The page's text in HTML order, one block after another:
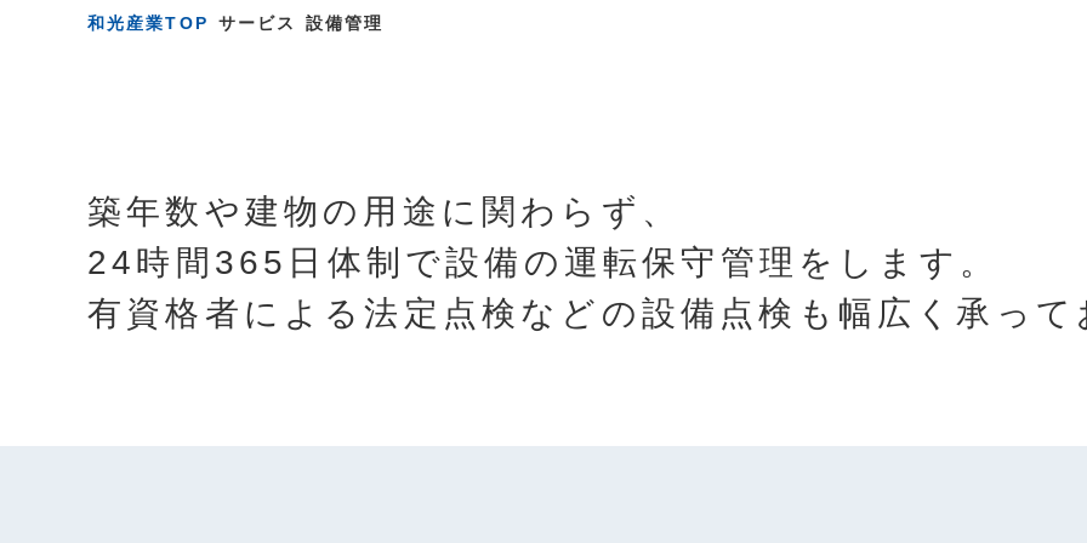
和光産業TOP サービス 設備管理
築年数や建物の用途に関わらず、
24時間365日体制で設備の運転保守管理をします。
有資格者による法定点検などの設備点検も幅広く承って